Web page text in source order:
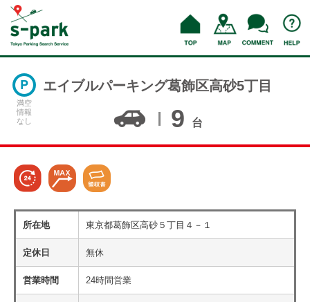
満空
情報
なし
エイブルパーキング葛飾区高砂5丁目
9 台
所在地 東京都葛飾区高砂５丁目４－１
定休日 無休
営業時間 24時間営業